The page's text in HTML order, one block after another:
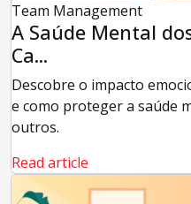
Team Management
A Saúde Mental
Ca...
Descobre o impacto
e como proteger a saúde
outros.
Read article